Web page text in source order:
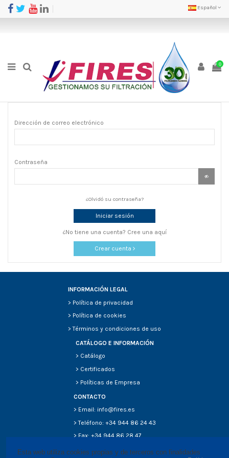
Español
0
Dirección de correo electrónico
Contraseña
¿Olvidó su contraseña?
Iniciar sesión
¿No tiene una cuenta? Cree una aquí
Crear cuenta
INFORMACIÓN LEGAL
> Política de privacidad
> Política de cookies
>Términos y condiciones de uso
CATÁLOGO E INFORMACIÓN
> Catálogo
> Certificados
> Políticas de Empresa
CONTACTO
> Email: info@fires.es
> Teléfono: +34 944 86 24 43
> Fax: +34 944 86 28 47
Esta web utiliza cookies propias y de terceros con finalidades